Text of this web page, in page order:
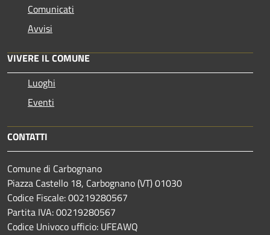
Comunicati
Avvisi
VIVERE IL COMUNE
Luoghi
Eventi
CONTATTI
Comune di Carbognano
Piazza Castello 18, Carbognano (VT) 01030
Codice Fiscale: 00219280567
Partita IVA: 00219280567
Codice Univoco ufficio: UFEAWQ